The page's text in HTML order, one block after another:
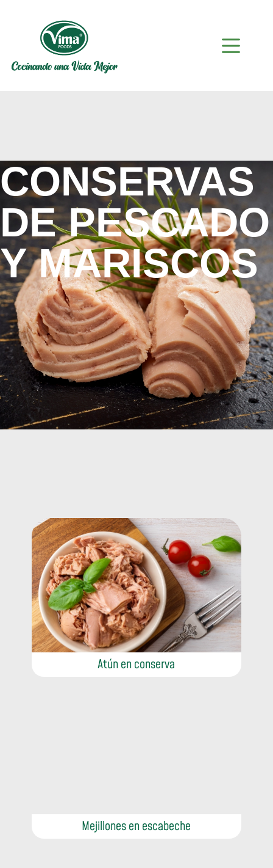
CONSERVAS
DE PESCADO
Y MARISCOS
Atún en conserva
Mejillones en escabeche